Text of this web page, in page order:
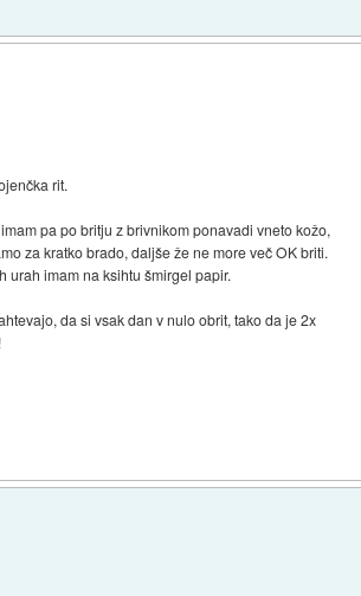
rit.
pa po britju z brivnikom ponavadi vneto kožo,
za kratko brado, daljše že ne more več OK briti.
urah imam na ksihtu šmirgel papir.
da si vsak dan v nulo obrit, tako da je 2x